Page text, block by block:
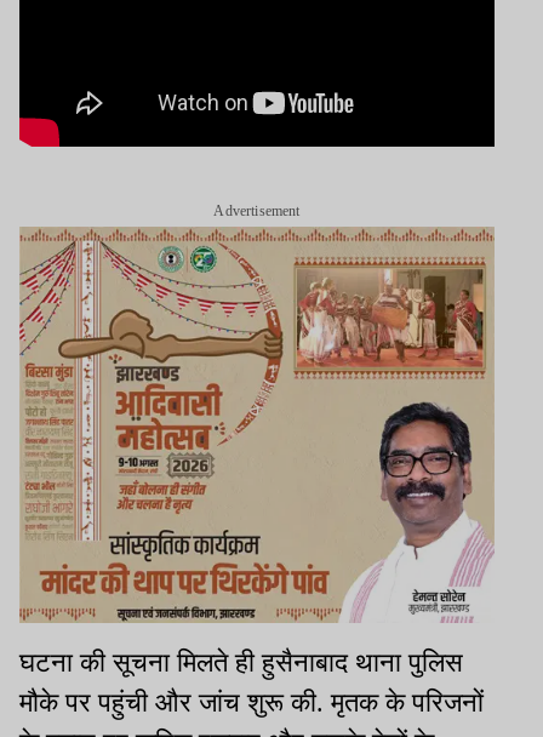
Advertisement
घटना की सूचना मिलते ही हुसैनाबाद थाना पुलिस
मौके पर पहुंची और जांच शुरू की. मृतक के परिजनों